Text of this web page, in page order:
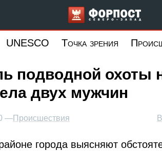
Форпост
UNESCO Точка зрения
подводной охоты
двух мужчин
—Происшествия
города выясняют